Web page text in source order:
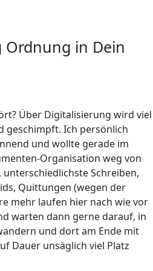
Ordnung in Dein
Über Digitalisierung wird viel
geschimpft. Ich persönlich
und wollte gerade im
Organisation weg von
unterschiedlichste Schreiben,
Quittungen (wegen der
mehr laufen hier nach wie vor
warten dann gerne darauf, in
und dort am Ende mit
Dauer unsäglich viel Platz